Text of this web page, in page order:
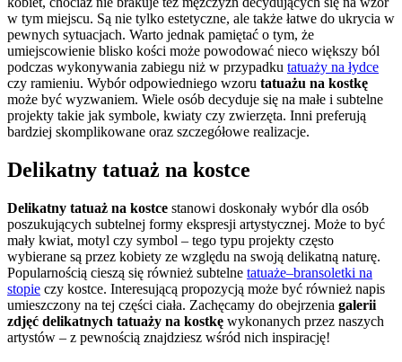
w tym miejscu. Są nie tylko estetyczne, ale także łatwe do ukrycia w
pewnych sytuacjach. Warto jednak pamiętać o tym, że
umiejscowienie blisko kości może powodować nieco większy ból
podczas wykonywania zabiegu niż w przypadku tatuaży na łydce
czy ramieniu. Wybór odpowiedniego wzoru tatuażu na kostkę
może być wyzwaniem. Wiele osób decyduje się na małe i subtelne
projekty takie jak symbole, kwiaty czy zwierzęta. Inni preferują
bardziej skomplikowane oraz szczegółowe realizacje.
Delikatny tatuaż na kostce
Delikatny tatuaż na kostce stanowi doskonały wybór dla osób
poszukujących subtelnej formy ekspresji artystycznej. Może to być
mały kwiat, motyl czy symbol – tego typu projekty często
wybierane są przez kobiety ze względu na swoją delikatną naturę.
Popularnością cieszą się również subtelne tatuaże–bransoletki na
stopie czy kostce. Interesującą propozycją może być również napis
umieszczony na tej części ciała. Zachęcamy do obejrzenia galerii
zdjęć delikatnych tatuaży na kostkę wykonanych przez naszych
artystów – z pewnością znajdziesz wśród nich inspirację!